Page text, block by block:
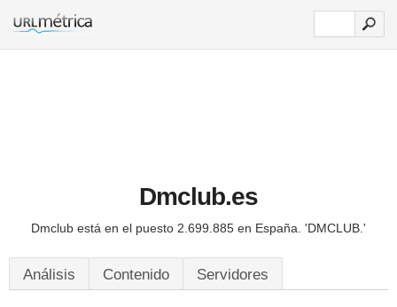
Dmclub.es
Dmclub está en el puesto 2.699.885 en España. 'DMCLUB.'
Análisis Contenido Servidores